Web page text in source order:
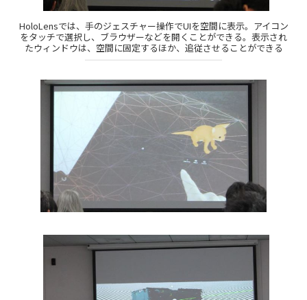
HoloLensでは、手のジェスチャー操作でUIを空間に表示。アイコン
をタッチで選択し、ブラウザーなどを開くことができる。表示され
たウィンドウは、空間に固定するほか、追従させることができる